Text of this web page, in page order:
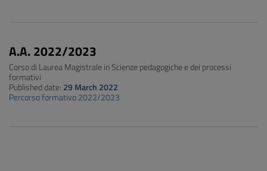
A.A. 2022/2023
Corso di Laurea Magistrale in Scienze pedagogiche e dei processi
formativi
Published date: 29 March 2022
Percorso formativo 2022/2023